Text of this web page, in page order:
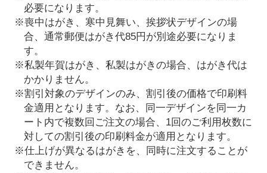
必要になります。
※喪中はがき、寒中見舞い、挨拶状デザインの場
合、通常郵便はがき代85円が別途必要になりま
す。
※私製年賀はがき、私製はがきの場合、はがき代は
かかりません。
※割引対象のデザインのみ、割引後の価格で印刷料
金適用となります。なお、同一デザインを同一カ
ート内で複数回ご注文の場合、1回のご利用枚数に
対しての割引後の印刷料金が適用となります。
※仕上げが異なるはがきを、同時に注文することが
できません。